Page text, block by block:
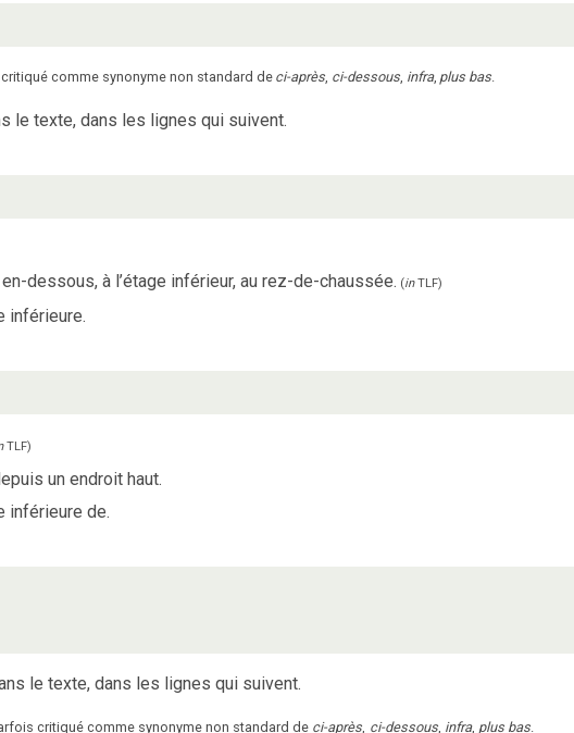
comme synonyme non standard de ci-après, ci-dessous, infra, plus bas.
le texte, dans les lignes qui suivent.
dessous, à l’étage inférieur, au rez-de-chaussée. (inTLF)
inférieure.
TLF)
un endroit haut.
inférieure de.
le texte, dans les lignes qui suivent.
critiqué comme synonyme non standard de ci-après, ci-dessous, infra, plus bas.